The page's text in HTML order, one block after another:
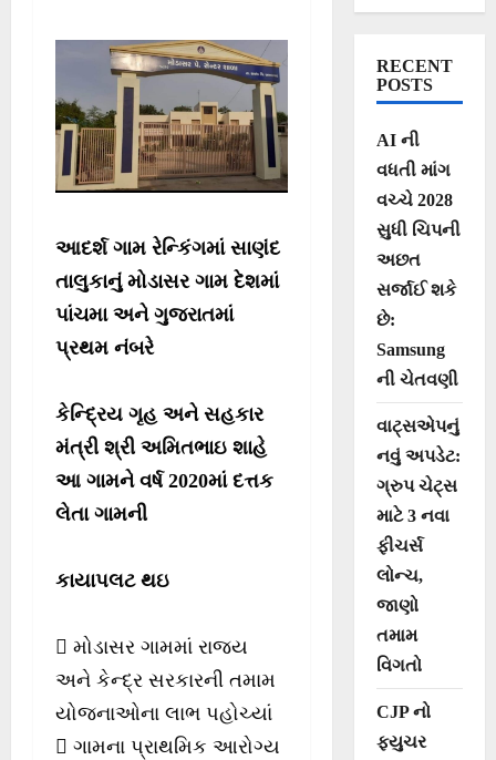
આદર્શ ગામ રેન્કિંગમાં સાણંદ
તાલુકાનું મોડાસર ગામ દેશમાં
પાંચમા અને ગુજરાતમાં
પ્રથમ નંબરે
કેન્દ્રિય ગૃહ અને સહકાર
મંત્રી શ્રી અમિતભાઇ શાહે
આ ગામને વર્ષ 2020માં દત્તક
લેતા ગામની
કાયાપલટ થઇ
 મોડાસર ગામમાં રાજ્ય
અને કેન્દ્ર સરકારની તમામ
યોજનાઓના લાભ પહોચ્યાં
 ગામના પ્રાથમિક આરોગ્ય
RECENT
POSTS
AI ની
વધતી માંગ
વચ્ચે 2028
સુધી ચિપની
અછત
સર્જાઈ શકે
છે:
Samsung
ની ચેતવણી
વાટ્સએપનું
નવું અપડેટ:
ગ્રુપ ચેટ્સ
માટે 3 નવા
ફીચર્સ
લોન્ચ,
જાણો
તમામ
વિગતો
CJP નો
ફ્યુચર